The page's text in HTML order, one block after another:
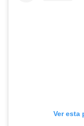
Ver esta